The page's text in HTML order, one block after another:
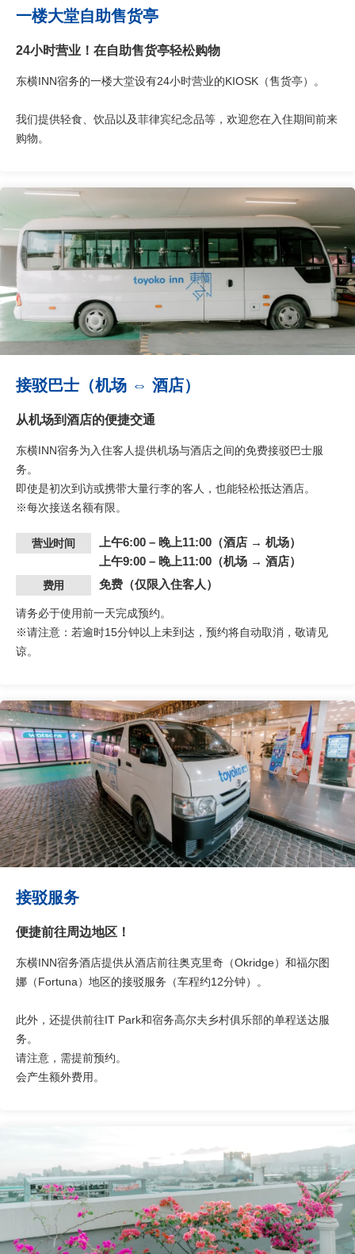
一楼大堂自助售货亭
24小时营业！在自助售货亭轻松购物
东横INN宿务的一楼大堂设有24小时营业的KIOSK（售货亭）。
我们提供轻食、饮品以及菲律宾纪念品等，欢迎您在入住期间前来
购物。
接驳巴士（机场 ⇔ 酒店）
从机场到酒店的便捷交通
东横INN宿务为入住客人提供机场与酒店之间的免费接驳巴士服
务。
即使是初次到访或携带大量行李的客人，也能轻松抵达酒店。
※每次接送名额有限。
营业时间
上午6:00 – 晚上11:00（酒店 → 机场）​
上午9:00 – 晚上11:00（机场 → 酒店）​
费用 免费（仅限入住客人）
请务必于使用前一天完成预约。
※请注意：若逾时15分钟以上未到达，预约将自动取消，敬请见
谅。
接驳服务
便捷前往周边地区！
东横INN宿务酒店提供从酒店前往奥克里奇（Okridge）和福尔图
娜（Fortuna）地区的接驳服务（车程约12分钟）。
此外，还提供前往IT Park和宿务高尔夫乡村俱乐部的单程送达服
务。
请注意，需提前预约。
会产生额外费用。